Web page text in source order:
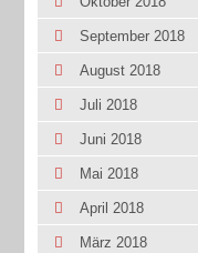
September 2018
August 2018
Juli 2018
Juni 2018
Mai 2018
April 2018
März 2018